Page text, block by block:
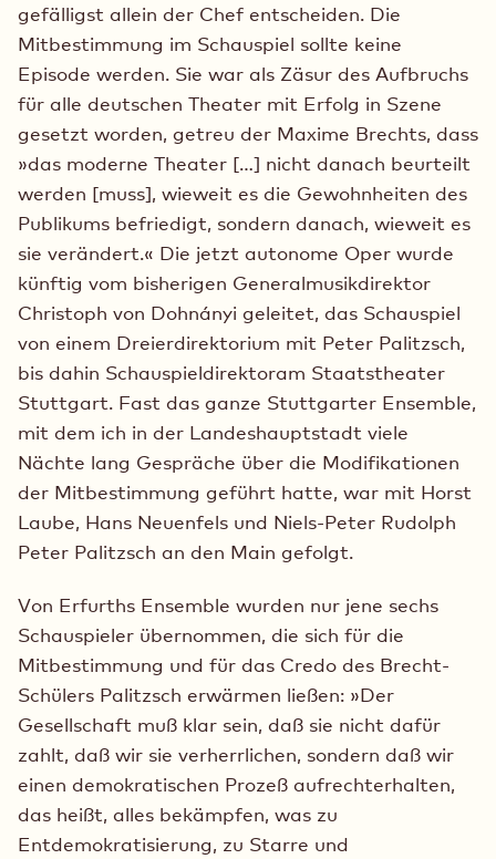
gefälligst allein der Chef entscheiden. Die
Mitbestimmung im Schauspiel sollte keine
Episode werden. Sie war als Zäsur des Aufbruchs
für alle deutschen Theater mit Erfolg in Szene
gesetzt worden, getreu der Maxime Brechts, dass
»das moderne Theater […] nicht danach beurteilt
werden [muss], wieweit es die Gewohnheiten des
Publikums befriedigt, sondern danach, wieweit es
sie verändert.« Die jetzt autonome Oper wurde
künftig vom bisherigen Generalmusikdirektor
Christoph von Dohnányi geleitet, das Schauspiel
von einem Dreierdirektorium mit Peter Palitzsch,
bis dahin Schauspieldirektoram Staatstheater
Stuttgart. Fast das ganze Stuttgarter Ensemble,
mit dem ich in der Landeshauptstadt viele
Nächte lang Gespräche über die Modifikationen
der Mitbestimmung geführt hatte, war mit Horst
Laube, Hans Neuenfels und Niels-Peter Rudolph
Peter Palitzsch an den Main gefolgt.
Von Erfurths Ensemble wurden nur jene sechs
Schauspieler übernommen, die sich für die
Mitbestimmung und für das Credo des Brecht-
Schülers Palitzsch erwärmen ließen: »Der
Gesellschaft muß klar sein, daß sie nicht dafür
zahlt, daß wir sie verherrlichen, sondern daß wir
einen demokratischen Prozeß aufrechterhalten,
das heißt, alles bekämpfen, was zu
Entdemokratisierung, zu Starre und